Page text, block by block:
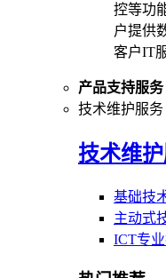
控等功
户提供
客户IT
产品支持服务
技术维护服务
技术维
基础技
主动式
ICT专